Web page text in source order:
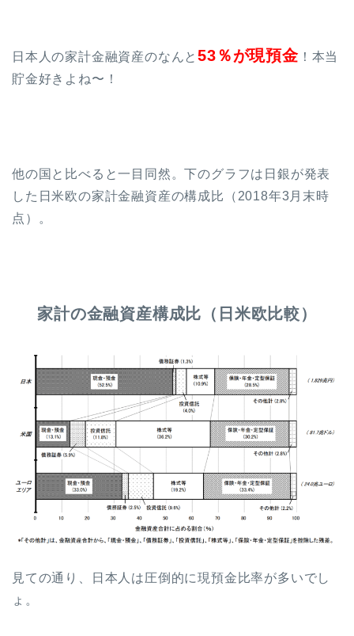
日本人の家計金融資産のなんと53％が現預金！本当
貯金好きよね〜！
他の国と比べると一目同然。下のグラフは日銀が発表
した日米欧の家計金融資産の構成比（2018年3月末時
点）。
家計の金融資産構成比（日米欧比較）
見ての通り、日本人は圧倒的に現預金比率が多いでし
ょ。